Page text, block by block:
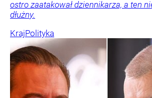
ostro zaatakował dziennikarza, a ten
dłużny.
KrajPolityka